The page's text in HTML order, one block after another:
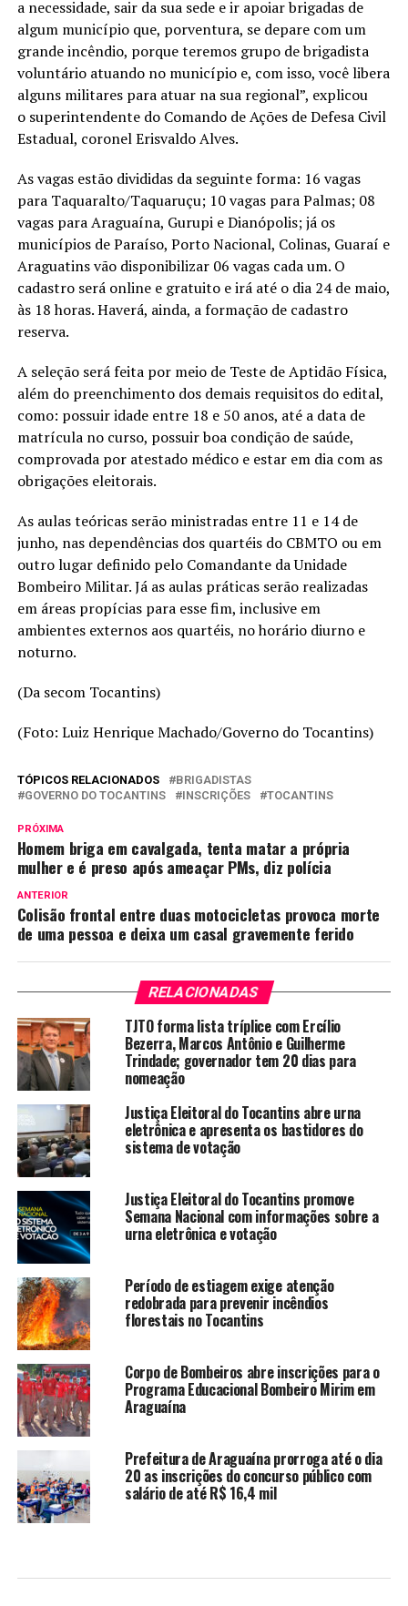
a necessidade, sair da sua sede e ir apoiar brigadas de
algum município que, porventura, se depare com um
grande incêndio, porque teremos grupo de brigadista
voluntário atuando no município e, com isso, você libera
alguns militares para atuar na sua regional”, explicou
o superintendente do Comando de Ações de Defesa Civil
Estadual, coronel Erisvaldo Alves.
As vagas estão divididas da seguinte forma: 16 vagas
para Taquaralto/Taquaruçu; 10 vagas para Palmas; 08
vagas para Araguaína, Gurupi e Dianópolis; já os
municípios de Paraíso, Porto Nacional, Colinas, Guaraí e
Araguatins vão disponibilizar 06 vagas cada um. O
cadastro será online e gratuito e irá até o dia 24 de maio,
às 18 horas. Haverá, ainda, a formação de cadastro
reserva.
A seleção será feita por meio de Teste de Aptidão Física,
além do preenchimento dos demais requisitos do edital,
como: possuir idade entre 18 e 50 anos, até a data de
matrícula no curso, possuir boa condição de saúde,
comprovada por atestado médico e estar em dia com as
obrigações eleitorais.
As aulas teóricas serão ministradas entre 11 e 14 de
junho, nas dependências dos quartéis do CBMTO ou em
outro lugar definido pelo Comandante da Unidade
Bombeiro Militar. Já as aulas práticas serão realizadas
em áreas propícias para esse fim, inclusive em
ambientes externos aos quartéis, no horário diurno e
noturno.
(Da secom Tocantins)
(Foto: Luiz Henrique Machado/Governo do Tocantins)
TÓPICOS RELACIONADOS
BRIGADISTAS
GOVERNO DO TOCANTINS
INSCRIÇÕES TOCANTINS
PRÓXIMA
Homem briga em cavalgada, tenta matar a própria
mulher e é preso após ameaçar PMs, diz polícia
ANTERIOR
Colisão frontal entre duas motocicletas provoca morte
de uma pessoa e deixa um casal gravemente ferido
RELACIONADAS
TJTO forma lista tríplice com Ercílio
Bezerra, Marcos Antônio e Guilherme
Trindade; governador tem 20 dias para
nomeação
Justiça Eleitoral do Tocantins abre urna
eletrônica e apresenta os bastidores do
sistema de votação
Justiça Eleitoral do Tocantins promove
Semana Nacional com informações sobre a
urna eletrônica e votação
Período de estiagem exige atenção
redobrada para prevenir incêndios
florestais no Tocantins
Corpo de Bombeiros abre inscrições para o
Programa Educacional Bombeiro Mirim em
Araguaína
Prefeitura de Araguaína prorroga até o dia
20 as inscrições do concurso público com
salário de até R$ 16,4 mil